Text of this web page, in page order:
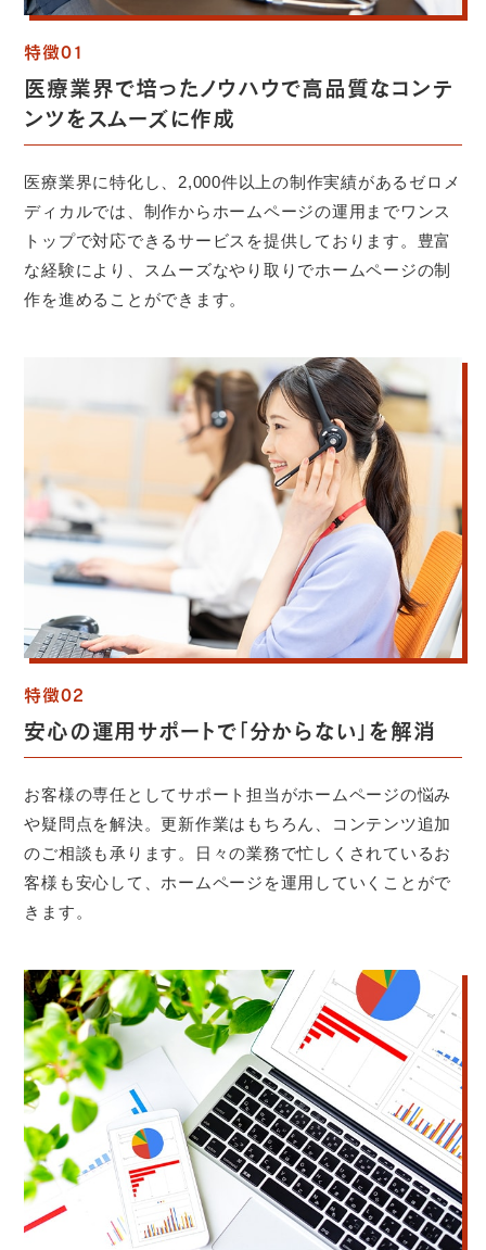
特徴01
医療業界で培ったノウハウで高品質なコンテ
ンツをスムーズに作成
医療業界に特化し、2,000件以上の制作実績があるゼロメ
ディカルでは、制作からホームページの運用までワンス
トップで対応できるサービスを提供しております。豊富
な経験により、スムーズなやり取りでホームページの制
作を進めることができます。
特徴02
安心の運用サポートで「分からない」を解消
お客様の専任としてサポート担当がホームページの悩み
や疑問点を解決。更新作業はもちろん、コンテンツ追加
のご相談も承ります。日々の業務で忙しくされているお
客様も安心して、ホームページを運用していくことがで
きます。